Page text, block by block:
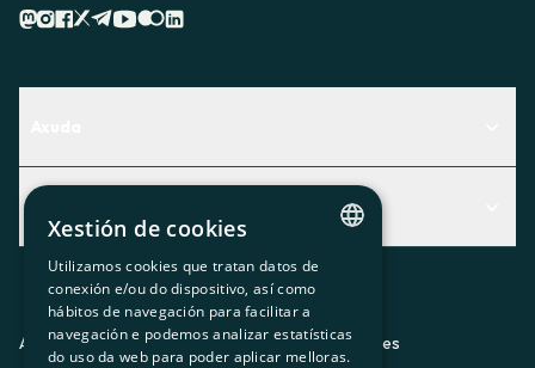
Descubre qué servicio te encaja mejor
Contacto
Actualidad
O recuncho da socia
Prensa
Aviso legalPolítica de privacidadPolítica de cookies
CATALAN
SPANISH
GL
Xestión de cookies
Utilizamos cookies que tratan datos de
conexión e/ou do dispositivo, así como
hábitos de navegación para facilitar a
navegación e podemos analizar estatísticas
do uso da web para poder aplicar melloras.